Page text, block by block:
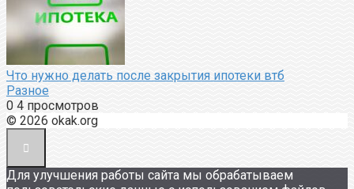
Что нужно делать после закрытия ипотеки втб
Разное
0 4 просмотров
© 2026 okak.org
Для улучшения работы сайта мы обрабатываем